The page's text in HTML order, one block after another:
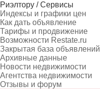
Риэлтору / Сервисы
Индексы и графики цен
Как дать объявление
Тарифы и продвижение
Возможности Restate.ru
Закрытая база объявлений
Архивные данные
Новости недвижимости
Агентства недвижимости
Отзывы и форум